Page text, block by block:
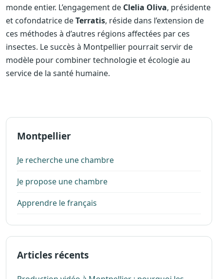
monde entier. L’engagement de Clelia Oliva, présidente
et cofondatrice deTerratis, réside dans l’extension de
ces méthodes à d’autres régions affectées par ces
insectes. Le succès à Montpellier pourrait servir de
modèle pour combiner technologie et écologie au
service de la santé humaine.
Montpellier
Je recherche une chambre
Je propose une chambre
Apprendre le français
Articles récents